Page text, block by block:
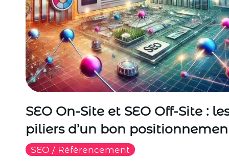
SEO On-Site et SEO Off-Site :
piliers d’un bon
SEO / Référencement